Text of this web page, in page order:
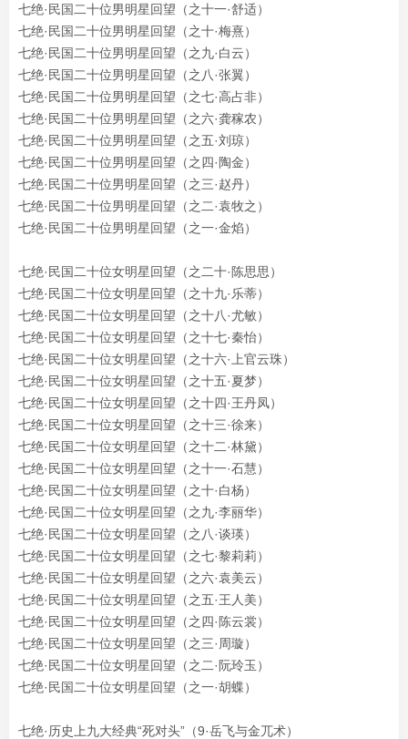
七绝·民国二十位男明星回望（之十一·舒适）
七绝·民国二十位男明星回望（之十·梅熹）
七绝·民国二十位男明星回望（之九·白云）
七绝·民国二十位男明星回望（之八·张翼）
七绝·民国二十位男明星回望（之七·高占非）
七绝·民国二十位男明星回望（之六·龚稼农）
七绝·民国二十位男明星回望（之五·刘琼）
七绝·民国二十位男明星回望（之四·陶金）
七绝·民国二十位男明星回望（之三·赵丹）
七绝·民国二十位男明星回望（之二·袁牧之）
七绝·民国二十位男明星回望（之一·金焰）
七绝·民国二十位女明星回望（之二十·陈思思）
七绝·民国二十位女明星回望（之十九·乐蒂）
七绝·民国二十位女明星回望（之十八·尤敏）
七绝·民国二十位女明星回望（之十七·秦怡）
七绝·民国二十位女明星回望（之十六·上官云珠）
七绝·民国二十位女明星回望（之十五·夏梦）
七绝·民国二十位女明星回望（之十四·王丹凤）
七绝·民国二十位女明星回望（之十三·徐来）
七绝·民国二十位女明星回望（之十二·林黛）
七绝·民国二十位女明星回望（之十一·石慧）
七绝·民国二十位女明星回望（之十·白杨）
七绝·民国二十位女明星回望（之九·李丽华）
七绝·民国二十位女明星回望（之八·谈瑛）
七绝·民国二十位女明星回望（之七·黎莉莉）
七绝·民国二十位女明星回望 （之六·袁美云）
七绝·民国二十位女明星回望（之五·王人美）
七绝·民国二十位女明星回望（之四·陈云裳）
七绝·民国二十位女明星回望（之三·周璇）
七绝·民国二十位女明星回望（之二·阮玲玉）
七绝·民国二十位女明星回望（之一·胡蝶）
七绝·历史上九大经典“死对头”（9·岳飞与金兀术）